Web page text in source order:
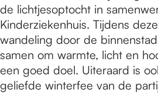
de lichtjesoptocht in
Kinderziekenhuis. Tijdens
wandeling door de
samen om warmte, licht en
een goed doel. Uiteraard is
geliefde winterfee van de